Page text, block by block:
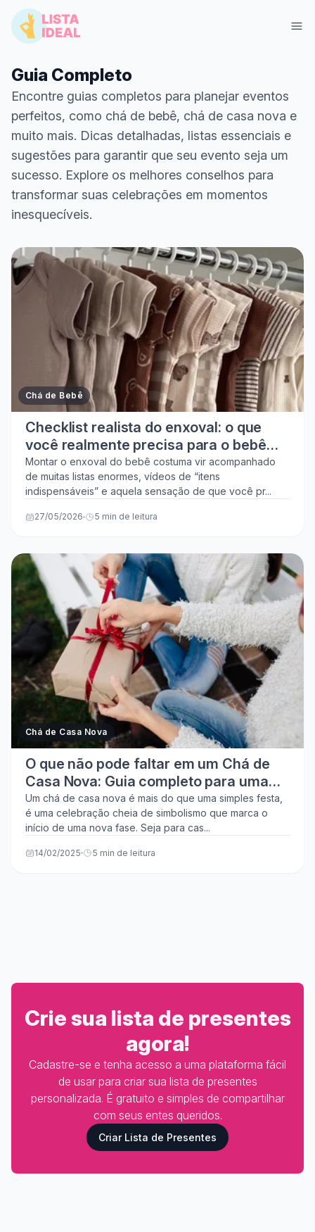
Guia Completo
Encontre guias completos para planejar eventos
perfeitos, como chá de bebê, chá de casa nova e
muito mais. Dicas detalhadas, listas essenciais e
sugestões para garantir que seu evento seja um
sucesso. Explore os melhores conselhos para
transformar suas celebrações em momentos
inesquecíveis.
Chá de Bebê
Checklist realista do enxoval: o que
você realmente precisa para o bebê
(sem exageros)
Montar o enxoval do bebê costuma vir acompanhado
de muitas listas enormes, vídeos de “itens
indispensáveis” e aquela sensação de que você pr...
27/05/2026 5 min de leitura
Chá de Casa Nova
O que não pode faltar em um Chá de
Casa Nova: Guia completo para uma
festa inesquecível!
Um chá de casa nova é mais do que uma simples festa,
é uma celebração cheia de simbolismo que marca o
início de uma nova fase. Seja para cas...
14/02/2025 5 min de leitura
Crie sua lista de presentes
agora!
Cadastre-se e tenha acesso a uma plataforma fácil
de usar para criar sua lista de presentes
personalizada. É gratuito e simples de compartilhar
com seus entes queridos.
Criar Lista de Presentes